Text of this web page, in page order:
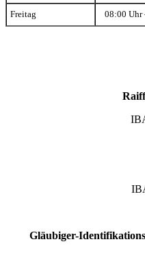
Freitag 08:00 Uhr
Gläubiger-